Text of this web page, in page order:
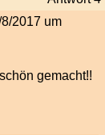
2017 um
gemacht!!